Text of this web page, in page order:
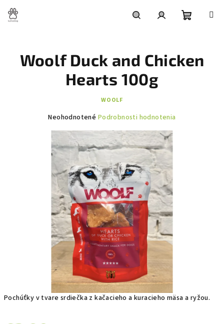
obsah
košík
Pochúťky v tvare srdiečka z kačacieho a kuracieho mäsa a ryžou.
Woolf Duck and Chicken
Hearts 100g
WOOLF
Priemerné
produktu
je
0,0
hviezdičiek.
Neohodnotené Podrobnosti hodnotenia